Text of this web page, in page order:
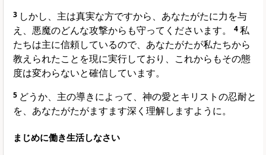
3 しかし、主は真実な方ですから、あなたがたに力を与
え、悪魔のどんな攻撃からも守ってくださいます。
4私
たちは主に信頼しているので、あなたがたが私たちから
教えられたことを現に実行しており、これからもその態
度は変わらないと確信しています。
5 どうか、主の導きによって、神の愛とキリストの忍耐と
を、あなたがたがますます深く理解しますように。
まじめに働き生活しなさい